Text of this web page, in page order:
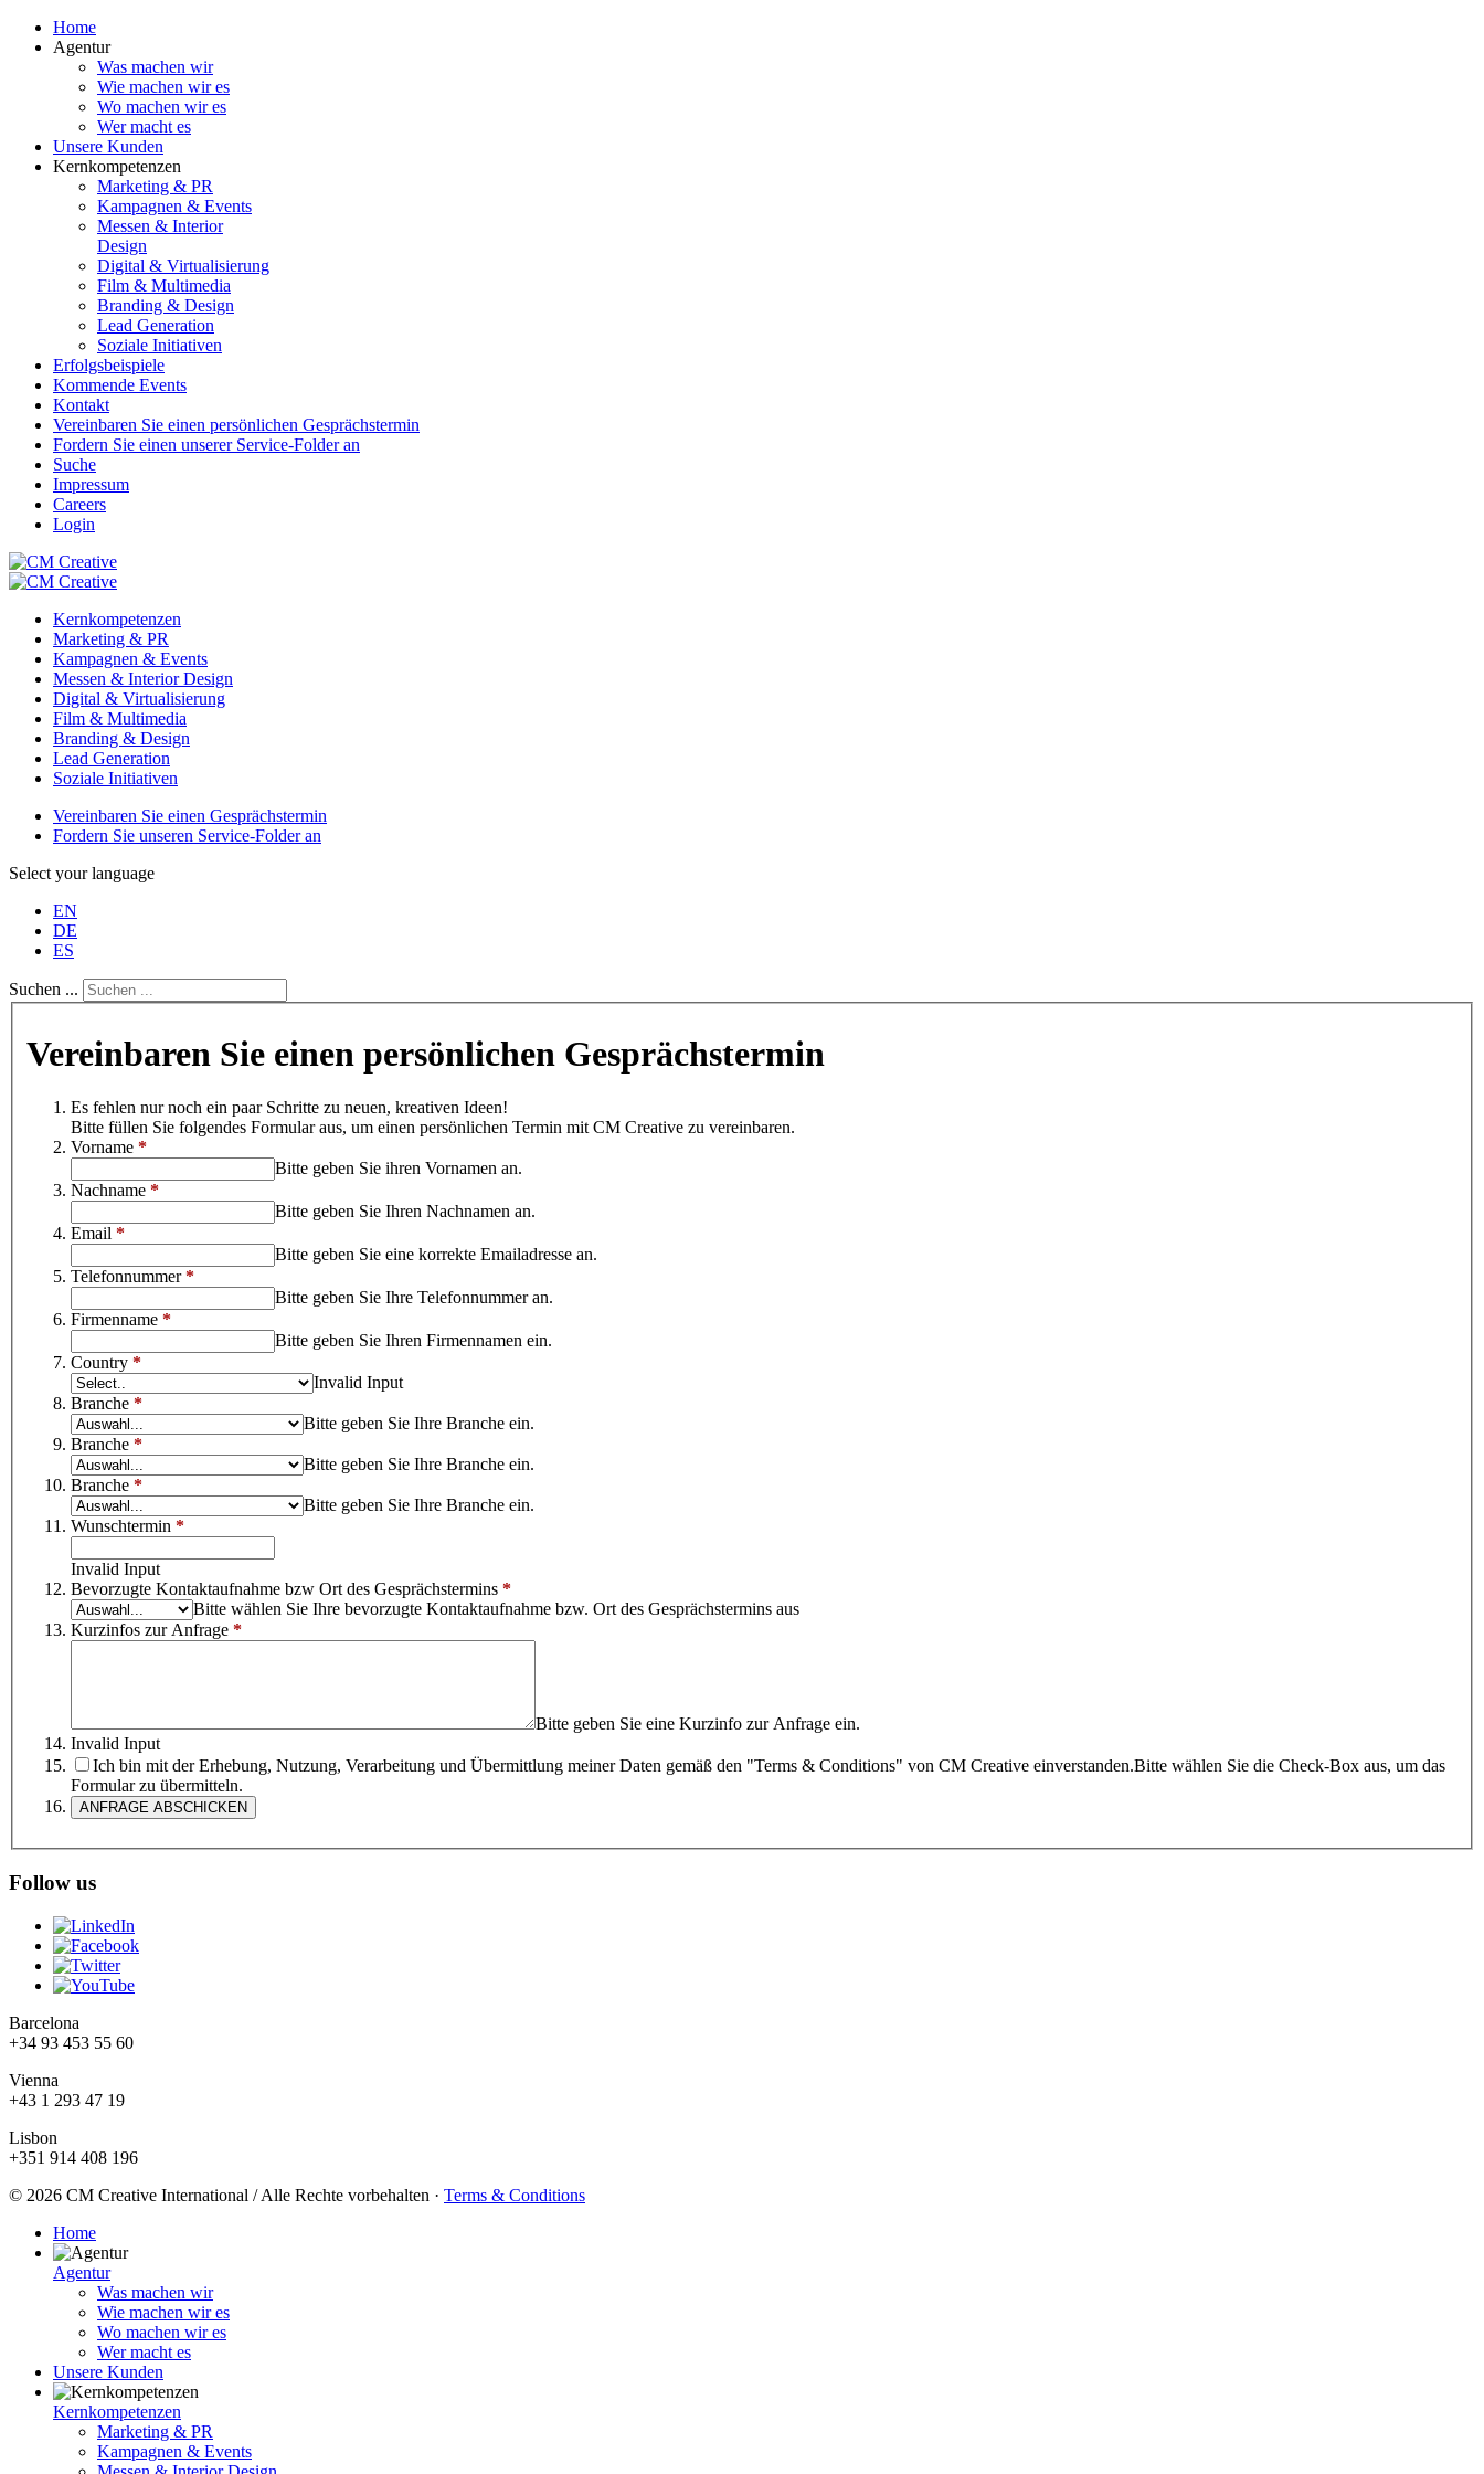
Home
Agentur
Was machen wir
Wie machen wir es
Wo machen wir es
Wer macht es
Unsere Kunden
Kernkompetenzen
Marketing & PR
Kampagnen & Events
Messen & Interior
Design
Digital & Virtualisierung
Film & Multimedia
Branding & Design
Lead Generation
Soziale Initiativen
Erfolgsbeispiele
Kommende Events
Kontakt
Vereinbaren Sie einen persönlichen Gesprächstermin
Fordern Sie einen unserer Service-Folder an
Suche
Impressum
Careers
Login
Kernkompetenzen
Marketing & PR
Kampagnen & Events
Messen & Interior Design
Digital & Virtualisierung
Film & Multimedia
Branding & Design
Lead Generation
Soziale Initiativen
Vereinbaren Sie einen Gesprächstermin
Fordern Sie unseren Service-Folder an
Select your language
EN
DE
ES
Suchen ...
Vereinbaren Sie einen persönlichen Gesprächstermin
Es fehlen nur noch ein paar Schritte zu neuen, kreativen Ideen!
Bitte füllen Sie folgendes Formular aus, um einen persönlichen Termin mit CM Creative zu vereinbaren.
Vorname *
Bitte geben Sie ihren Vornamen an.
Nachname *
Bitte geben Sie Ihren Nachnamen an.
Email *
Bitte geben Sie eine korrekte Emailadresse an.
Telefonnummer*
Bitte geben Sie Ihre Telefonnummer an.
Firmenname *
Bitte geben Sie Ihren Firmennamen ein.
Country *
Invalid Input
Branche *
Bitte geben Sie Ihre Branche ein.
Branche *
Bitte geben Sie Ihre Branche ein.
Branche *
Bitte geben Sie Ihre Branche ein.
Wunschtermin *
Invalid Input
Bevorzugte Kontaktaufnahme bzw Ort des Gesprächstermins *
Bitte wählen Sie Ihre bevorzugte Kontaktaufnahme bzw. Ort des Gesprächstermins aus
Kurzinfos zur Anfrage *
Bitte geben Sie eine Kurzinfo zur Anfrage ein.
Invalid Input
Ich bin mit der Erhebung, Nutzung, Verarbeitung und Übermittlung meiner Daten gemäß den "Terms & Conditions" von CM Creative einverstanden.Bitte wählen Sie die Check-Box aus, um das
Formular zu übermitteln.
Follow us
Barcelona
+34 93 453 55 60
Vienna
+43 1 293 47 19
Lisbon
+351 914 408 196
© 2026 CM Creative International / Alle Rechte vorbehalten · Terms & Conditions
Home
Agentur
Was machen wir
Wie machen wir es
Wo machen wir es
Wer macht es
Unsere Kunden
Kernkompetenzen
Marketing & PR
Kampagnen & Events